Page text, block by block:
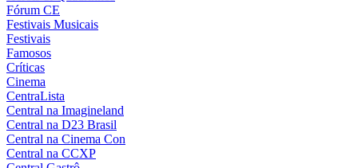
Fórum CE
Festivais Musicais
Festivais
Famosos
Críticas
Cinema
CentraLista
Central na Imagineland
Central na D23 Brasil
Central na Cinema Con
Central na CCXP